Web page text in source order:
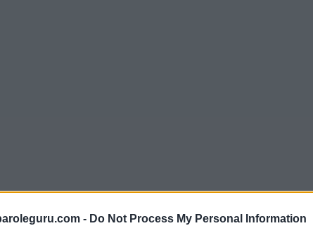
- Do Not Process My Personal Information